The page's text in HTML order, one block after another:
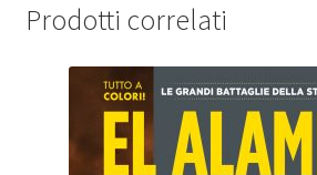
Prodotti correlati